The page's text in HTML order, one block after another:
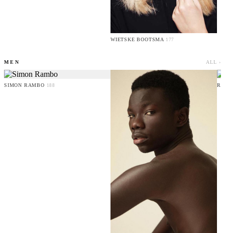
WIETSKE BOOTSMA 177
MEN ALL ›
SIMON RAMBO 188